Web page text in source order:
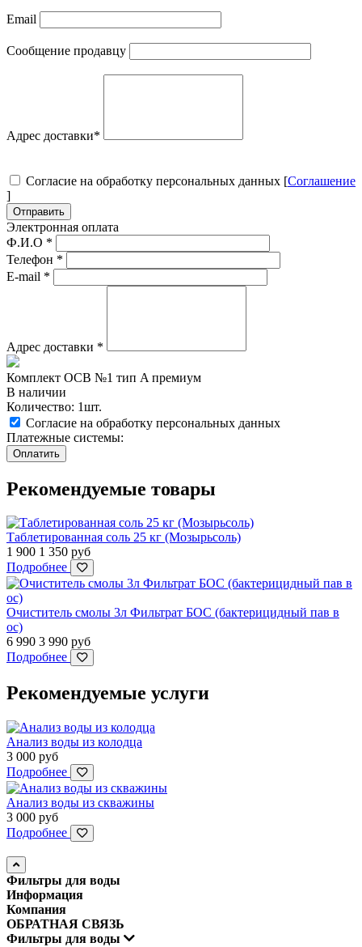
Email
Сообщение продавцу
Адрес доставки*
Согласие на обработку персональных данных [Соглашение
]
Отправить
Электронная оплата
Ф.И.О *
Телефон *
E-mail *
Адрес доставки *
Комплект ОСВ №1 тип A премиум
В наличии
Количество: 1шт.
Согласие на обработку персональных данных
Платежные системы:
Рекомендуемые товары
Таблетированная соль 25 кг (Мозырьсоль)
1 900 1 350 руб
Подробнее
Очиститель смолы 3л Фильтрат БОС (бактерицидный пав в
ос)
6 990 3 990 руб
Подробнее
Рекомендуемые услуги
Анализ воды из колодца
3 000 руб
Подробнее
Анализ воды из скважины
3 000 руб
Подробнее
Фильтры для воды
Информация
Компания
ОБРАТНАЯ СВЯЗЬ
Фильтры для воды